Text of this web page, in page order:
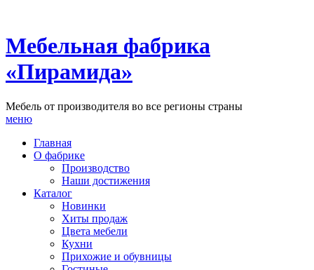
Мебельная фабрика
«Пирамида»
Мебель от производителя во все регионы страны
меню
Главная
О фабрике
Производство
Наши достижения
Каталог
Новинки
Хиты продаж
Цвета мебели
Кухни
Прихожие и обувницы